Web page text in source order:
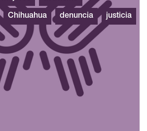
Chihuahua denuncia justicia